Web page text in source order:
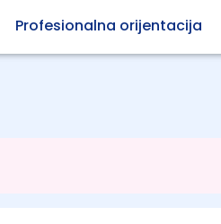
Profesionalna orijentacija